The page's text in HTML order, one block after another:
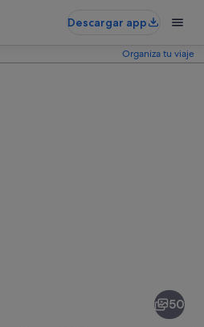
Descargar app
Organiza tu viaje
50